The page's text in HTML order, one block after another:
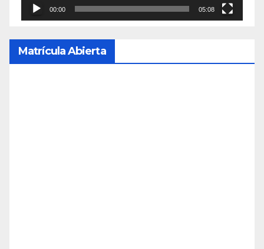
00:00 05:08
Matrícula Abierta